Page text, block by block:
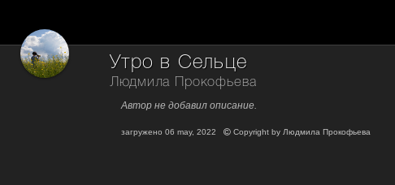
Утро в Сельце
Людмила Прокофьева
Автор не добавил описание.
загружено06 may, 2022 Copyright by Людмила Прокофьева